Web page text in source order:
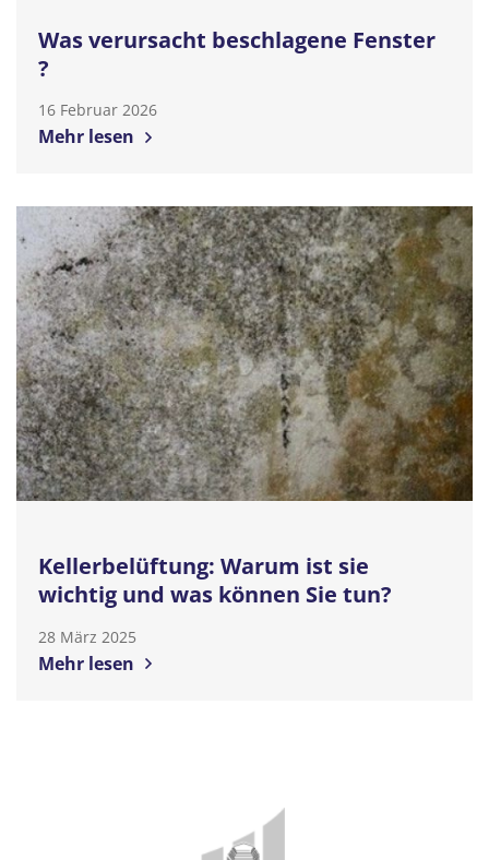
Was verursacht beschlagene Fenster
?
16 Februar 2026
Mehr lesen
Kellerbelüftung: Warum ist sie
wichtig und was können Sie tun?
28 März 2025
Mehr lesen